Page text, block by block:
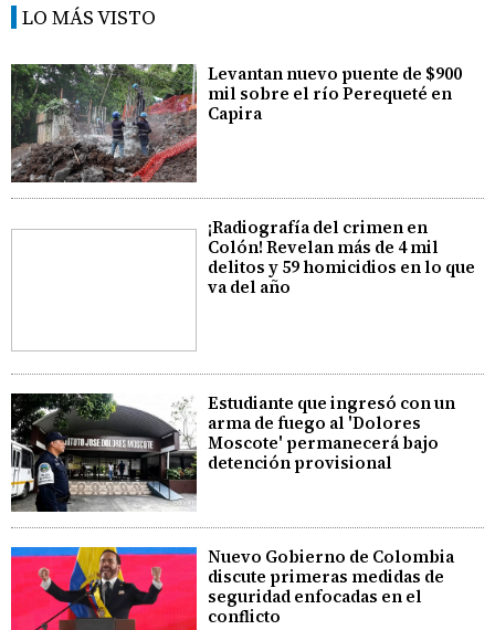
LO MÁS VISTO
Levantan nuevo puente de $900
mil sobre el río Perequeté en
Capira
¡Radiografía del crimen en
Colón! Revelan más de 4 mil
delitos y 59 homicidios en lo que
va del año
Estudiante que ingresó con un
arma de fuego al 'Dolores
Moscote' permanecerá bajo
detención provisional
Nuevo Gobierno de Colombia
discute primeras medidas de
seguridad enfocadas en el
conflicto